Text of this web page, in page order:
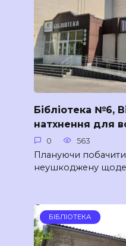
Бібліотека №6,
натхнення для
0 563
Плануючи побачити
неушкоджену
БІБЛІОТЕКА